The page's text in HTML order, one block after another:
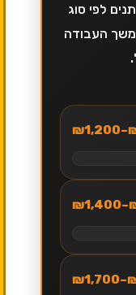
לפי סוג
העבודה